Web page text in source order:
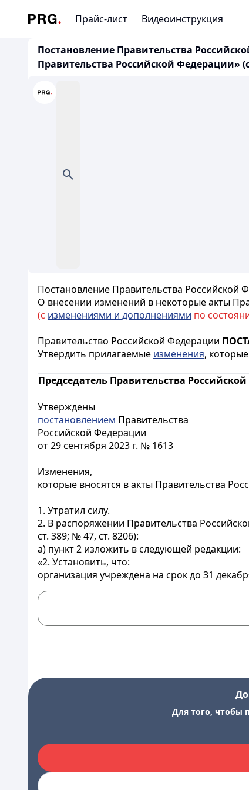
Прайс-лист Видеоинструкция
Постановление Правительства
Правительства Российской Федерации»
Постановление Правительства Российской
О внесении изменений в некоторые акты
(с изменениями и дополнениями по
Правительство Российской Федерации
Утвердить прилагаемые изменения,
Председатель Правительства
Утверждены
постановлением Правительства
Российской Федерации
от 29 сентября 2023 г. № 1613
Изменения,
которые вносятся в акты Правительства
1. Утратил силу.
2. В распоряжении Правительства
ст. 389; № 47, ст. 8206):
а) пункт 2 изложить в следующей редакции:
«2. Установить, что:
организация учреждена на срок до 31
Для того, чтобы